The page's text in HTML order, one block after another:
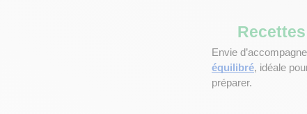
Envie
équilibré, idéale
préparer.